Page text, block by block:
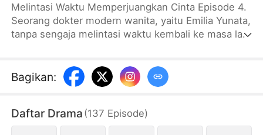
Melintasi Waktu Memperjuangkan Cinta Episode 4.
Seorang dokter modern wanita, yaitu Emilia Yunata,
tanpa sengaja melintasi waktu kembali ke masa lalu
Emilia dan Pangeran Chendo terjalin suatu
hubungan budi dan dendam yang sangat dalam.
mereka berdua yang awalnya tidak akrab pun
kemudian menjadi dekat. Pada akhirnya, mereka
Bagikan:
Daftar Drama (137 Episode)